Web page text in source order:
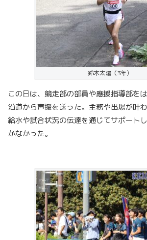
鈴木太陽（3年）
この日は、競走部の部員や應援指導部を
沿道から声援を送った。主務や出場が叶
給水や試合状況の伝達を通じてサポート
かなかった。